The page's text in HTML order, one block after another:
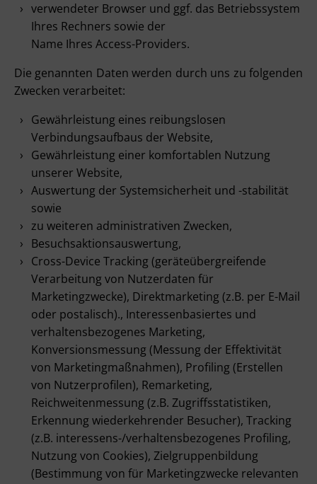
verwendeter Browser und ggf. das Betriebssystem
Ihres Rechners sowie der
Name Ihres Access-Providers.
Die genannten Daten werden durch uns zu folgenden
Zwecken verarbeitet:
Gewährleistung eines reibungslosen
Verbindungsaufbaus der Website,
Gewährleistung einer komfortablen Nutzung
unserer Website,
Auswertung der Systemsicherheit und -stabilität
sowie
zu weiteren administrativen Zwecken,
Besuchsaktionsauswertung,
Cross-Device Tracking (geräteübergreifende
Verarbeitung von Nutzerdaten für
Marketingzwecke), Direktmarketing (z.B. per E-Mail
oder postalisch)., Interessenbasiertes und
verhaltensbezogenes Marketing,
Konversionsmessung (Messung der Effektivität
von Marketingmaßnahmen), Profiling (Erstellen
von Nutzerprofilen), Remarketing,
Reichweitenmessung (z.B. Zugriffsstatistiken,
Erkennung wiederkehrender Besucher), Tracking
(z.B. interessens-/verhaltensbezogenes Profiling,
Nutzung von Cookies), Zielgruppenbildung
(Bestimmung von für Marketingzwecke relevanten